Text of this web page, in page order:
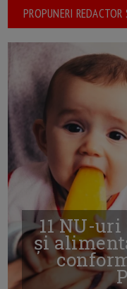
PROPUNERI REDACTOR
11 NU-
și